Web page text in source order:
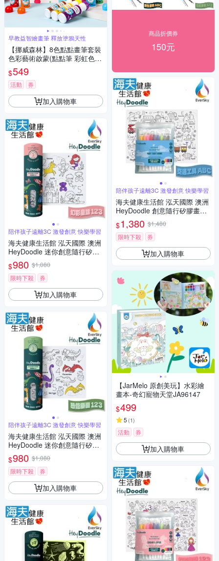
早教益智繪畫筆 釋放塗鴉天性
【挪威森林】8色點點畫筆套裝
色彩藝術啟蒙(點點筆 彩虹色
彩色筆 畫畫筆 塗鴉筆)
$549
活動 券
加入購物車
陪伴孩子遠離3C 激發創意 快樂學習
海夫健康生活館 泓天國際 澳洲
HeyDoodle 迷你創意隨行矽膠
畫墊 幻彩童話 123
$980 $1,080
限時下殺
券
加入購物車
陪伴孩子遠離3C 激發創意 快樂學習
海夫健康生活館 泓天國際 澳洲
HeyDoodle 迷你創意隨行矽膠
畫墊 恐龍樂園 123
$980 $1,080
限時下殺
券
加入購物車
商品折價券
150元
陪伴孩子遠離3C 激發創意 快樂學習
海夫健康生活館 泓天國際 澳洲
HeyDoodle 創意隨行矽膠畫墊
交通工具 ABC
$1,380 $1,480
限時下殺
券
加入購物車
【JarMelo 原創美玩】水彩繪
畫本-奇幻寵物天堂JA96147
$499
5 (1)
活動 券
加入購物車